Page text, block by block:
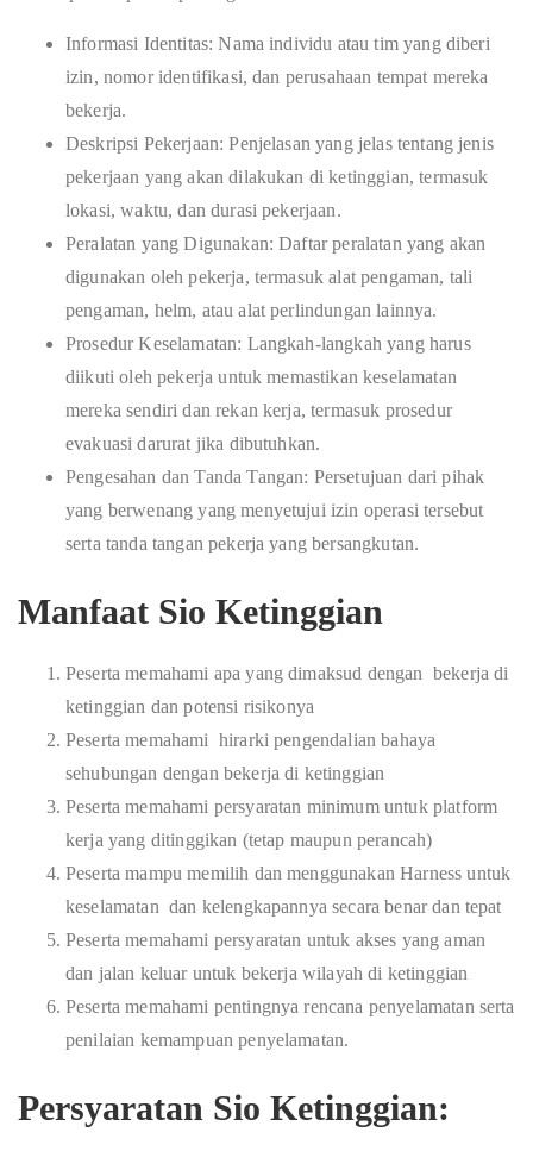
Informasi Identitas: Nama individu atau tim yang diberi
izin, nomor identifikasi, dan perusahaan tempat mereka
bekerja.
Deskripsi Pekerjaan: Penjelasan yang jelas tentang jenis
pekerjaan yang akan dilakukan di ketinggian, termasuk
lokasi, waktu, dan durasi pekerjaan.
Peralatan yang Digunakan: Daftar peralatan yang akan
digunakan oleh pekerja, termasuk alat pengaman, tali
pengaman, helm, atau alat perlindungan lainnya.
Prosedur Keselamatan: Langkah-langkah yang harus
diikuti oleh pekerja untuk memastikan keselamatan
mereka sendiri dan rekan kerja, termasuk prosedur
evakuasi darurat jika dibutuhkan.
Pengesahan dan Tanda Tangan: Persetujuan dari pihak
yang berwenang yang menyetujui izin operasi tersebut
serta tanda tangan pekerja yang bersangkutan.
Manfaat Sio Ketinggian
Peserta memahami apa yang dimaksud dengan bekerja di
ketinggian dan potensi risikonya
Peserta memahami hirarki pengendalian bahaya
sehubungan dengan bekerja di ketinggian
Peserta memahami persyaratan minimum untuk platform
kerja yang ditinggikan (tetap maupun perancah)
Peserta mampu memilih dan menggunakan Harness untuk
keselamatan dan kelengkapannya secara benar dan tepat
Peserta memahami persyaratan untuk akses yang aman
dan jalan keluar untuk bekerja wilayah di ketinggian
Peserta memahami pentingnya rencana penyelamatan serta
penilaian kemampuan penyelamatan.
Persyaratan Sio Ketinggian: